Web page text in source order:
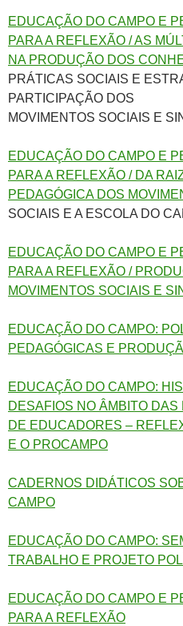
EDUCAÇÃO DO CAMPO E
PARA A REFLEXÃO / AS
NA PRODUÇÃO DOS
PRÁTICAS SOCIAIS E
PARTICIPAÇÃO DOS
MOVIMENTOS SOCIAIS E
EDUCAÇÃO DO CAMPO E
PARA A REFLEXÃO / DA
PEDAGÓGICA DOS
SOCIAIS E A ESCOLA DO
EDUCAÇÃO DO CAMPO E
PARA A REFLEXÃO /
MOVIMENTOS SOCIAIS E
EDUCAÇÃO DO CAMPO:
PEDAGÓGICAS E
EDUCAÇÃO DO CAMPO:
DESAFIOS NO ÂMBITO
DE EDUCADORES –
E O PROCAMPO
CADERNOS DIDÁTICOS
CAMPO
EDUCAÇÃO DO CAMPO:
TRABALHO E PROJETO
EDUCAÇÃO DO CAMPO E
PARA A REFLEXÃO